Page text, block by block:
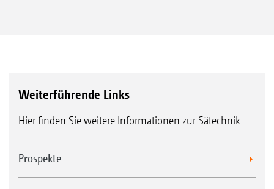
Weiterführende Links
Hier finden Sie weitere Informationen zur Sätechnik
Prospekte